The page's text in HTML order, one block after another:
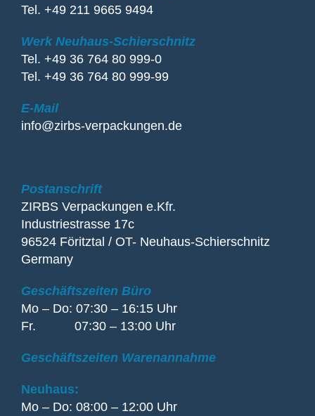
Tel. +49 211 9665 9494
Werk Neuhaus-Schierschnitz
Tel. +49 36 764 80 999-0
Tel. +49 36 764 80 999-99
E-Mail
info@zirbs-verpackungen.de
Postanschrift
ZIRBS Verpackungen e.Kfr.
Industriestrasse 17c
96524 Föritztal / OT- Neuhaus-Schierschnitz
Germany
Geschäftszeiten Büro
Mo – Do: 07:30 – 16:15 Uhr
Fr. 07:30 – 13:00 Uhr
Geschäftszeiten Warenannahme
Neuhaus:
Mo – Do: 08:00 – 12:00 Uhr